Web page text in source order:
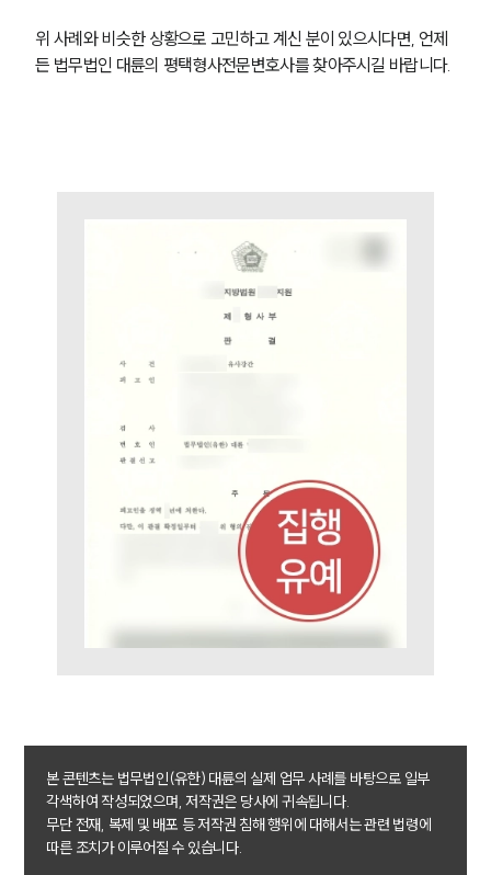
그룹소개
대륜의 강점
업무사례
형사 주요 업무사례
사례분석/최신동향
형사 법률정보
법률지식인
업무분야
형사그룹 업무
전체
구성원 소개
형사전문변호사
공지사항
법률 블로그
법률서식
뉴스레터/브로슈어
위 사례와 비슷한 상황으로 고민하고 계신 분이 있으시다면, 언제
든 법무법인 대륜의 평택형사전문변호사를 찾아주시길 바랍니다.
본 콘텐츠는 법무법인(유한) 대륜의 실제 업무 사례를 바탕으로 일부
각색하여 작성되었으며, 저작권은 당사에 귀속됩니다.
무단 전재, 복제 및 배포 등 저작권 침해 행위에 대해서는 관련 법령에
따른 조치가 이루어질 수 있습니다.